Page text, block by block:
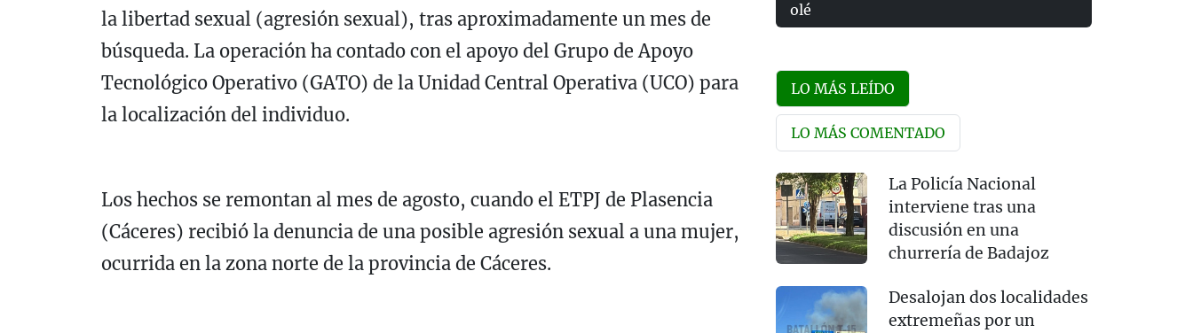
la libertad sexual (agresión sexual), tras aproximadamente un mes de
búsqueda. La operación ha contado con el apoyo del Grupo de Apoyo
Tecnológico Operativo (GATO) de la Unidad Central Operativa (UCO) para
la localización del individuo.
Los hechos se remontan al mes de agosto, cuando el ETPJ de Plasencia
(Cáceres) recibió la denuncia de una posible agresión sexual a una mujer,
ocurrida en la zona norte de la provincia de Cáceres.
olé
LO MÁS LEÍDO
LO MÁS COMENTADO
La Policía Nacional
interviene tras una
discusión en una
churrería de Badajoz
Desalojan dos localidades
extremeñas por un